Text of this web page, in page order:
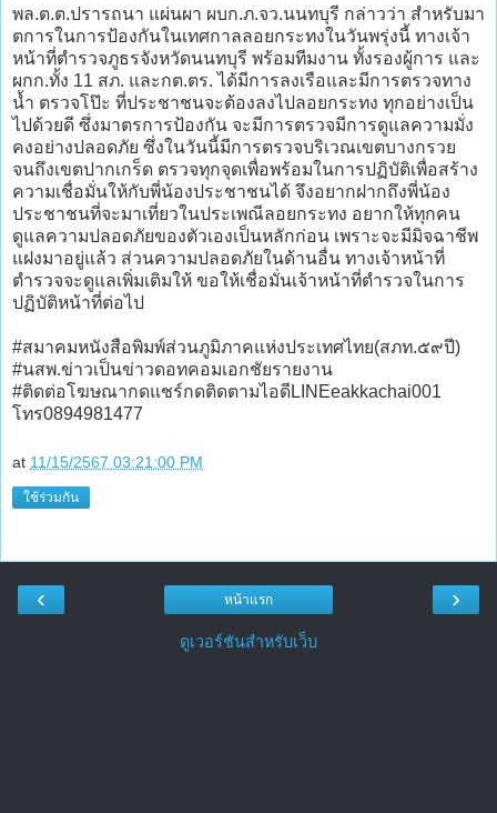
พล.ต.ต.ปรารถนา แผ่นผา ผบก.ภ.จว.นนทบุรี กล่าวว่า สำหรับมา
ตการในการป้องกันในเทศกาลลอยกระทงในวันพรุ่งนี้ ทางเจ้า
หน้าที่ตำรวจภูธรจังหวัดนนทบุรี พร้อมทีมงาน ทั้งรองผู้การ และ
ผกก.ทั้ง 11 สภ. และกต.ตร. ได้มีการลงเรือและมีการตรวจทาง
น้ำ ตรวจโป๊ะ ที่ประชาชนจะต้องลงไปลอยกระทง ทุกอย่างเป็น
ไปด้วยดี ซึ่งมาตรการป้องกัน จะมีการตรวจมีการดูแลความมั่ง
คงอย่างปลอดภัย ซึ่งในวันนี้มีการตรวจบริเวณเขตบางกรวย
จนถึงเขตปากเกร็ด ตรวจทุกจุดเพื่อพร้อมในการปฏิบัติเพื่อสร้าง
ความเชื่อมั่นให้กับพี่น้องประชาชนได้ จึงอยากฝากถึงพี่น้อง
ประชาชนที่จะมาเที่ยวในประเพณีลอยกระทง อยากให้ทุกคน
ดูแลความปลอดภัยของตัวเองเป็นหลักก่อน เพราะจะมีมิจฉาชีพ
แฝงมาอยู่แล้ว ส่วนความปลอดภัยในด้านอื่น ทางเจ้าหน้าที่
ตำรวจจะดูแลเพิ่มเติมให้ ขอให้เชื่อมั่นเจ้าหน้าที่ตำรวจในการ
ปฏิบัติหน้าที่ต่อไป
#สมาคมหนังสือพิมพ์ส่วนภูมิภาคแห่งประเทศไทย(สภท.๕๙ปี)
#นสพ.ข่าวเป็นข่าวดอทคอมเอกชัยรายงาน
#ติดต่อโฆษณากดแชร์กดติดตามไอดีLINEeakkachai001
โทร0894981477
at 11/15/2567 03:21:00 PM
ใช้ร่วมกัน
‹ ›
หน้าแรก
ดูเวอร์ชันสำหรับเว็บ